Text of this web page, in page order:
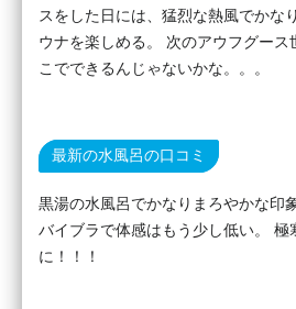
スをした日には、猛烈な熱風でかな
ウナを楽しめる。 次のアウフグース
こでできるんじゃないかな。。。
最新の水風呂の口コミ
黒湯の水風呂でかなりまろやかな印
バイブラで体感はもう少し低い。 極
に！！！